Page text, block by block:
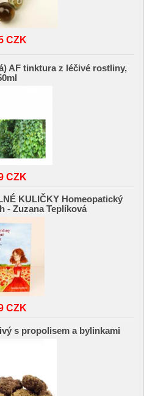
CZK
AF tinktura z léčivé rostliny,
CZK
KULIČKY Homeopatický
- Zuzana Teplíková
CZK
s propolisem a bylinkami